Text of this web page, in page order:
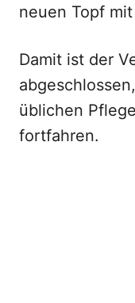
neuen Topf
Damit ist der
üblichen
fortfahren.